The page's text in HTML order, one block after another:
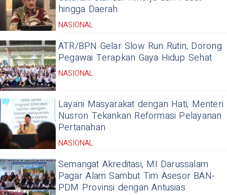
hingga Daerah
NASIONAL
ATR/BPN Gelar Slow Run Rutin, Dorong
Pegawai Terapkan Gaya Hidup Sehat
NASIONAL
Layani Masyarakat dengan Hati, Menteri
Nusron Tekankan Reformasi Pelayanan
Pertanahan
NASIONAL
Semangat Akreditasi, MI Darussalam
Pagar Alam Sambut Tim Asesor BAN-
PDM Provinsi dengan Antusias